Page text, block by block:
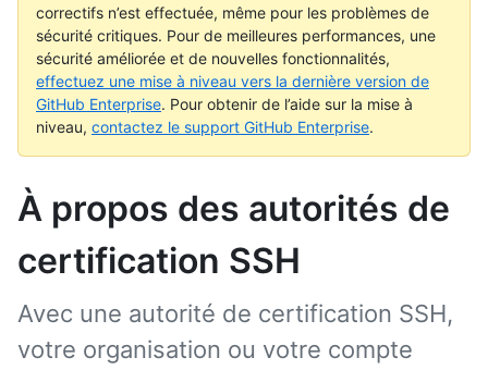
correctifs n’est effectuée, même pour les problèmes de
sécurité critiques. Pour de meilleures performances, une
sécurité améliorée et de nouvelles fonctionnalités,
effectuez une mise à niveau vers la dernière version de
GitHub Enterprise. Pour obtenir de l’aide sur la mise à
niveau, contactez le support GitHub Enterprise.
À propos des autorités de
certification SSH
Avec une autorité de certification SSH,
votre organisation ou votre compte